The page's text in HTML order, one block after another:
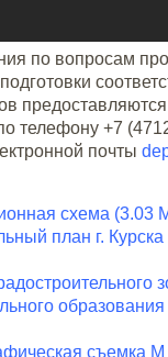
по вопросам
телефону +7
почты
схема (3.03
план г.
образования
съемка